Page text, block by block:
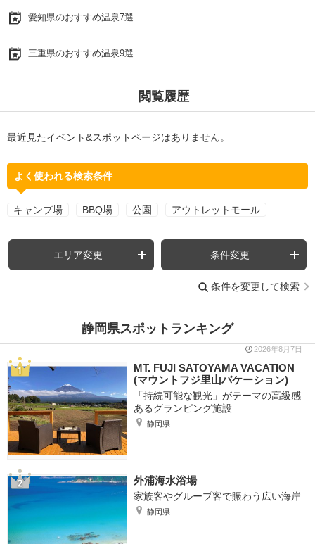
愛知県のおすすめ温泉7選
三重県のおすすめ温泉9選
閲覧履歴
最近見たイベント&スポットページはありません。
よく使われる検索条件
キャンプ場 BBQ場 公園 アウトレットモール
エリア変更 条件変更
条件を変更して検索
静岡県スポットランキング
2026年8月7日
MT. FUJI SATOYAMA VACATION
(マウントフジ里山バケーション)
「持続可能な観光」がテーマの高級感
あるグランピング施設
静岡県
外浦海水浴場
家族客やグループ客で賑わう広い海岸
静岡県